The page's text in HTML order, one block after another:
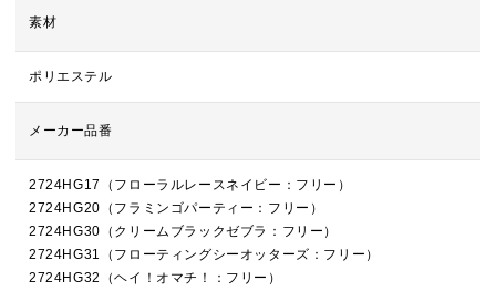
素材
ポリエステル
メーカー品番
2724HG17（フローラルレースネイビー：フリー）
2724HG20（フラミンゴパーティー：フリー）
2724HG30（クリームブラックゼブラ：フリー）
2724HG31（フローティングシーオッターズ：フリー）
2724HG32（ヘイ！オマチ！：フリー）